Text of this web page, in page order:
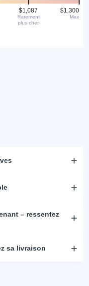
$1,087
Rarement
plus cher
$1,300
Max
– ressentez
sa livraison